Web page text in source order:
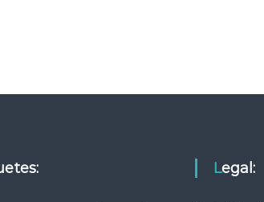
Legal: